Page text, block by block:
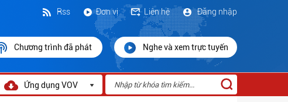
Đăng nhập
Liên hệ
Đơn vị
Rss
Chương trình đã phát Nghe và xem trực tuyến
Ứng dụng VOV